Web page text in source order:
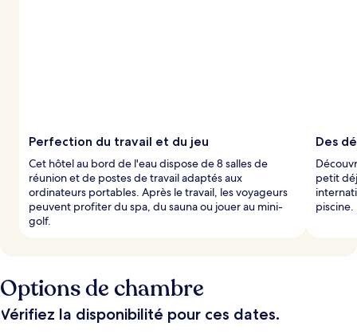
v
s
Perfection du travail et du jeu
Cet hôtel au bord de l'eau dispose de 8 salles de
réunion et de postes de travail adaptés aux
ordinateurs portables. Après le travail, les voyageurs
peuvent profiter du spa, du sauna ou jouer au mini-
golf.
Des
petit
piscine.
Options de chambre
Vérifiez la disponibilité pour ces dates.